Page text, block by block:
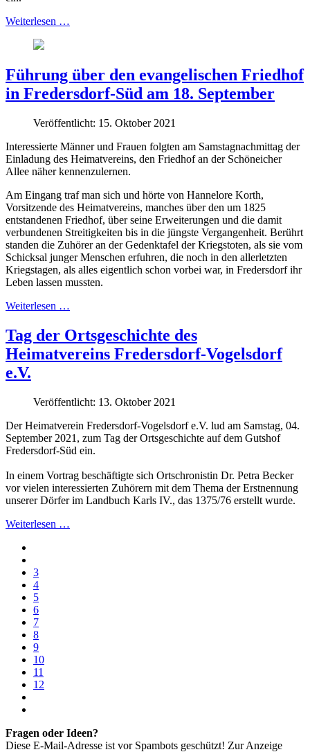
Weiterlesen …
Führung über den evangelischen Friedhof
in Fredersdorf-Süd am 18. September
Veröffentlicht: 15. Oktober 2021
Interessierte Männer und Frauen folgten am Samstagnachmittag der
Einladung des Heimatvereins, den Friedhof an der Schöneicher
Allee näher kennenzulernen.
Am Eingang traf man sich und hörte von Hannelore Korth,
Vorsitzende des Heimatvereins, manches über den um 1825
entstandenen Friedhof, über seine Erweiterungen und die damit
verbundenen Streitigkeiten bis in die jüngste Vergangenheit. Berührt
standen die Zuhörer an der Gedenktafel der Kriegstoten, als sie vom
Schicksal junger Menschen erfuhren, die noch in den allerletzten
Kriegstagen, als alles eigentlich schon vorbei war, in Fredersdorf ihr
Leben lassen mussten.
Weiterlesen …
Tag der Ortsgeschichte des
Heimatvereins Fredersdorf-Vogelsdorf
e.V.
Veröffentlicht: 13. Oktober 2021
Der Heimatverein Fredersdorf-Vogelsdorf e.V. lud am Samstag, 04.
September 2021, zum Tag der Ortsgeschichte auf dem Gutshof
Fredersdorf-Süd ein.
In einem Vortrag beschäftigte sich Ortschronistin Dr. Petra Becker
vor vielen interessierten Zuhörern mit dem Thema der Erstnennung
unserer Dörfer im Landbuch Karls IV., das 1375/76 erstellt wurde.
Weiterlesen …
3
4
5
6
7
8
9
10
11
12
Fragen oder Ideen?
Diese E-Mail-Adresse ist vor Spambots geschützt! Zur Anzeige